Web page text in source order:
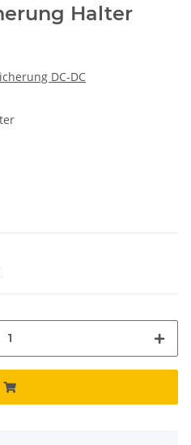
Halter
DC-DC